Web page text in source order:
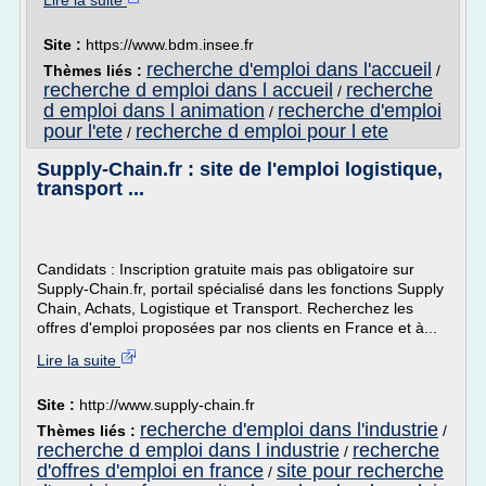
Site : https://www.bdm.insee.fr
Thèmes liés : recherche d'emploi dans l'accueil /
recherche d emploi dans l accueil / recherche
d emploi dans l animation / recherche d'emploi
pour l'ete / recherche d emploi pour l ete
Supply-Chain.fr : site de l'emploi logistique,
transport ...
Candidats : Inscription gratuite mais pas obligatoire sur
Supply-Chain.fr, portail spécialisé dans les fonctions Supply
Chain, Achats, Logistique et Transport. Recherchez les
offres d'emploi proposées par nos clients en France et à...
Lire la suite
Site : http://www.supply-chain.fr
Thèmes liés : recherche d'emploi dans l'industrie /
recherche d emploi dans l industrie / recherche
d'offres d'emploi en france / site pour recherche